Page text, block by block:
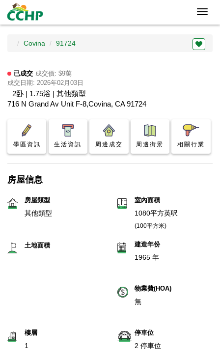
Covina 91724
已成交 成交價: $9萬
成交日期: 2026年02月03日
2卧 | 1.75浴 | 其他類型
716 N Grand Av Unit F-8,Covina, CA 91724
學區資訊 生活資訊 周邊成交 周邊街景 相關行業
房屋信息
房屋類型
其他類型
室內面積
1080平方英呎
(100平方米)
土地面積 建造年份
1965 年
物業費(HOA)
無
樓層
1
停車位
2 停車位